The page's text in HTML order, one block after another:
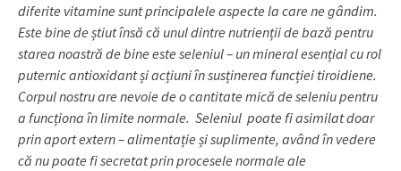
diferite vitamine sunt principalele aspecte la care ne gândim.
Este bine de știut însă că unul dintre nutrienții de bază pentru
starea noastră de bine este seleniul – un mineral esențial cu rol
puternic antioxidant și acțiuni în susținerea funcției tiroidiene.
Corpul nostru are nevoie de o cantitate mică de seleniu pentru
a funcționa în limite normale. Seleniul poate fi asimilat doar
prin aport extern – alimentație și suplimente, având în vedere
că nu poate fi secretat prin procesele normale ale